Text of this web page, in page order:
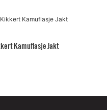
Kamuflasje Jakt